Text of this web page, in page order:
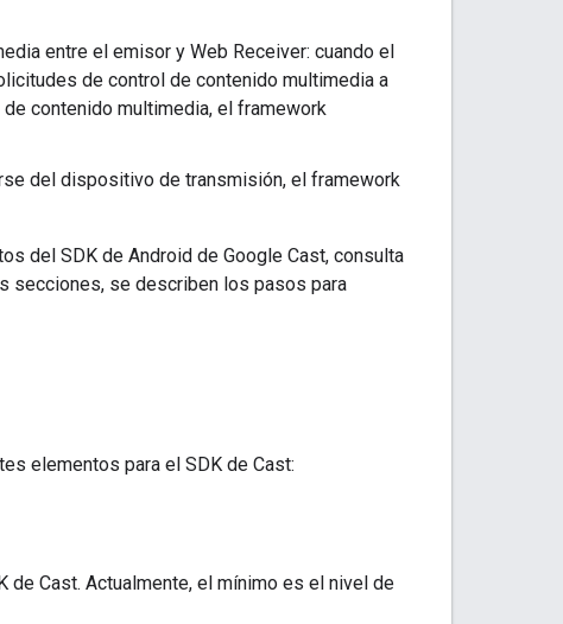
entre el emisor y Web Receiver: cuando el
de control de contenido multimedia a
de contenido multimedia, el framework
del dispositivo de transmisión, el framework
del SDK de Android de Google Cast, consulta
secciones, se describen los pasos para
elementos para el SDK de Cast:
de Cast. Actualmente, el mínimo es el nivel de